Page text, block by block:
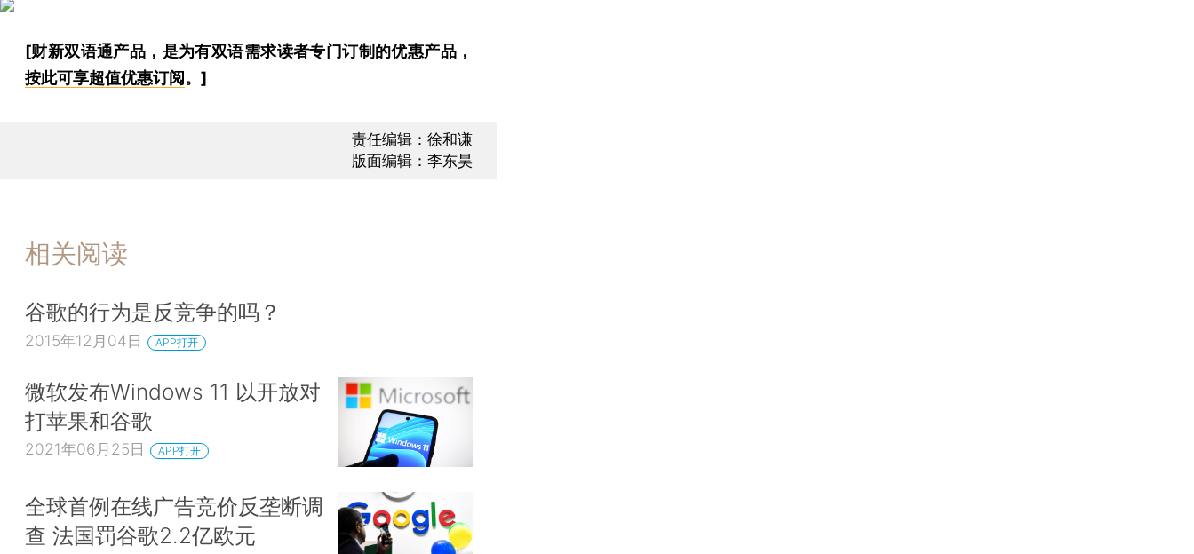
[财新双语通产品，是为有双语需求读者专门订制的优惠产品，
按此可享超值优惠订阅。]
责任编辑：徐和谦
版面编辑：李东昊
相关阅读
谷歌的行为是反竞争的吗？
2015年12月04日 APP打开
微软发布Windows 11 以开放对
打苹果和谷歌
2021年06月25日 APP打开
全球首例在线广告竞价反垄断调
查 法国罚谷歌2.2亿欧元